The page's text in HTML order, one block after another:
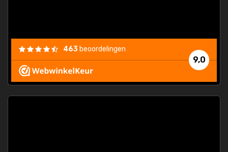
9,0
463 beoordelingen